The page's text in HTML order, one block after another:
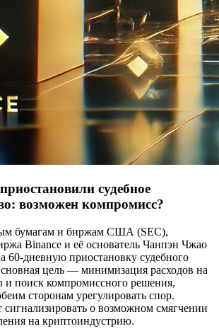
судебное
возможен компромисс?
бумагам и биржам США (SEC),
Binance и её основатель Чанпэн Чжао
60-дневную приостановку судебного
цель — минимизация расходов на
и поиск компромиссного решения,
сторонам урегулировать спор.
о возможном смягчении
на криптоиндустрию.